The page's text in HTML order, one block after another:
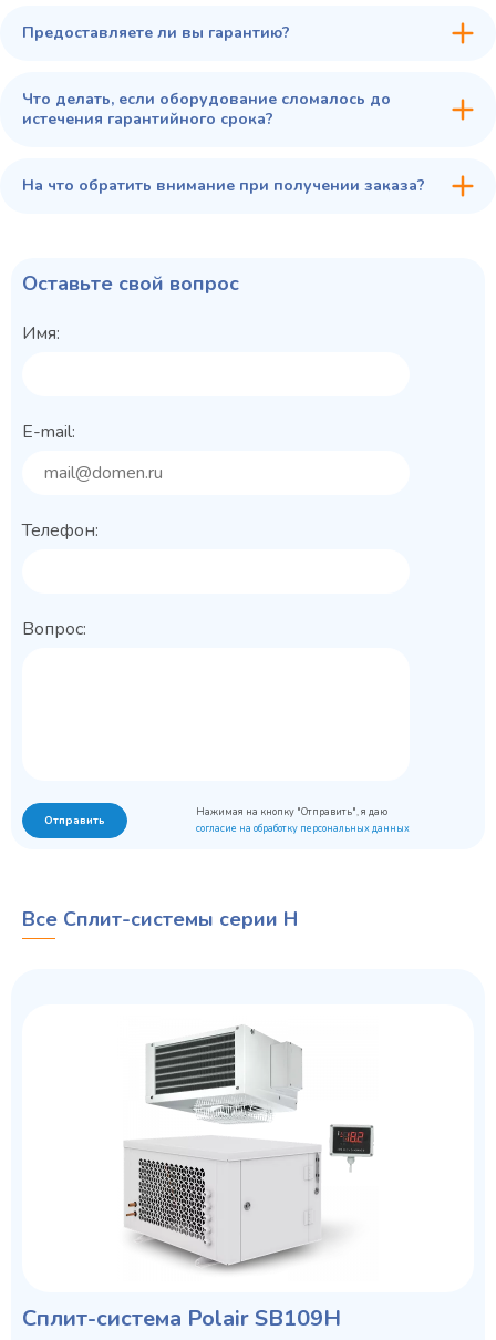
Предоставляете ли вы гарантию?
Что делать, если оборудование сломалось до
истечения гарантийного срока?
На что обратить внимание при получении заказа?
Оставьте свой вопрос
Имя:
E-mail:
Телефон:
Вопрос:
Отправить
Нажимая на кнопку "Отправить", я даю
согласие на обработку персональных данных
Все Сплит-системы серии H
Сплит-система Polair SB109H